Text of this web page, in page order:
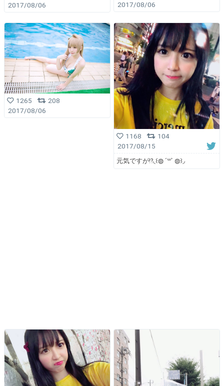
2017/08/06
2017/08/06
1265
208
2017/08/06
1168
104
2017/08/15
元気ですが⁉︎◟꒰◍ ´꒳` ◍꒱◞